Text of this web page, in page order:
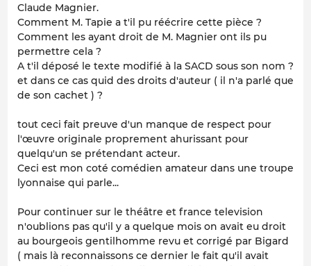
Claude Magnier.
Comment M. Tapie a t'il pu réécrire cette pièce ?
Comment les ayant droit de M. Magnier ont ils pu
permettre cela ?
A t'il déposé le texte modifié à la SACD sous son nom ?
et dans ce cas quid des droits d'auteur ( il n'a parlé que
de son cachet ) ?
tout ceci fait preuve d'un manque de respect pour
l'œuvre originale proprement ahurissant pour
quelqu'un se prétendant acteur.
Ceci est mon coté comédien amateur dans une troupe
lyonnaise qui parle...
Pour continuer sur le théâtre et france television
n'oublions pas qu'il y a quelque mois on avait eu droit
au bourgeois gentilhomme revu et corrigé par Bigard
( mais là reconnaissons ce dernier le fait qu'il avait